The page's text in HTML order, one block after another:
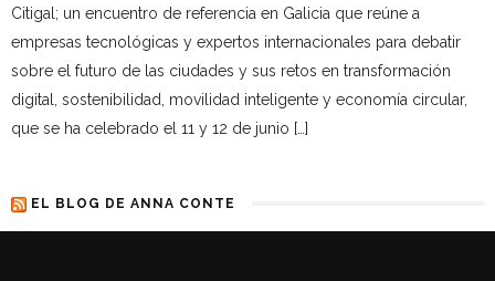
Citigal; un encuentro de referencia en Galicia que reúne a
empresas tecnológicas y expertos internacionales para debatir
sobre el futuro de las ciudades y sus retos en transformación
digital, sostenibilidad, movilidad inteligente y economía circular,
que se ha celebrado el 11 y 12 de junio […]
EL BLOG DE ANNA CONTE